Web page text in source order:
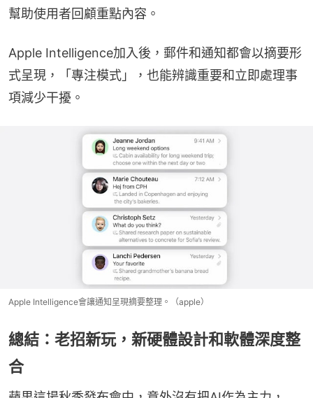
幫助使用者回顧重點內容。
Apple Intelligence加入後，郵件和通知都會以摘要形
式呈現，「專注模式」，也能辨識重要和立即處理事
項減少干擾。
Apple Intelligence會讓通知呈現摘要整理。（apple）
總結：老招新玩，新硬體設計和軟體深度整
合